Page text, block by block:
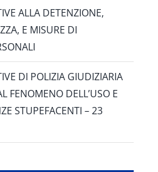
ALLA DETENZIONE,
E MISURE DI
DI POLIZIA GIUDIZIARIA
FENOMENO DELL’USO E
STUPEFACENTI – 23